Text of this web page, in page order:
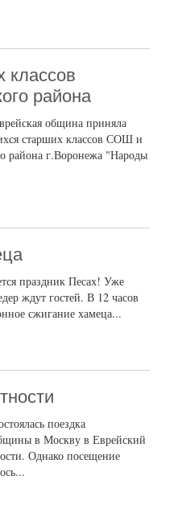
классов
района
община приняла
старших классов СОШ и
района г.Воронежа "Народы
праздник Песах! Уже
ждут гостей. В 12 часов
сжигание хамеца...
поездка
в Москву в Еврейский
Однако посещение